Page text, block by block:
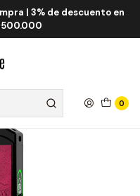
| 3% de descuento en
0
20.000 Puff
Gum 20000 Puff